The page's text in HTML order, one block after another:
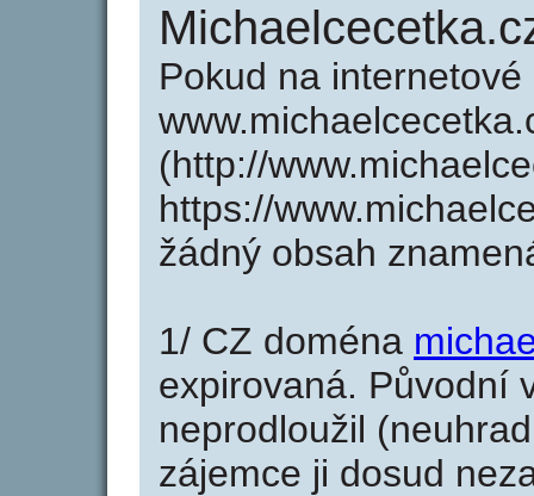
Pokud na internetové
(http://
https://
žádný obsah
1/ CZ doména
expirovaná. Původní
neprodloužil
zájemce ji dosud